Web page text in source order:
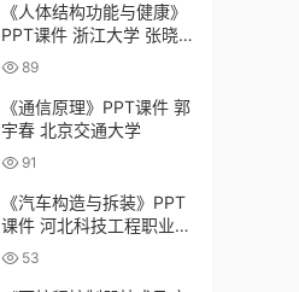
《人体结构功能与健康》
PPT课件 浙江大学 张晓
明 89
《通信原理》PPT课件 郭
宇春 北京交通大学
91
《汽车构造与拆装》PPT
课件 河北科技工程职业技
术大学 霍志毅
53